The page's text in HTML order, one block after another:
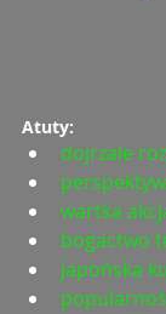
Atuty:
dojrzałe
wartka
bogactwo
japońska